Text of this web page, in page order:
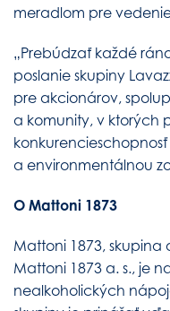
meradlom pre
„Prebúdzať každé
poslanie skupiny
pre akcionárov,
a komunity, v ktorých
konkurencieschopnosť
a environmentálnou
O Mattoni 1873
Mattoni 1873, skupina
Mattoni 1873 a. s., je
nealkoholických